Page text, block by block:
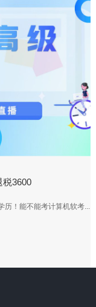
税3600
历！能不能考计算机软考...